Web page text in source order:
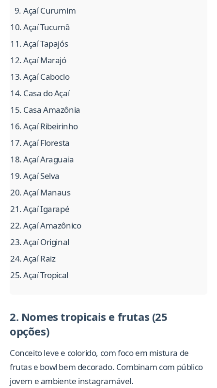
Açaí Curumim
Açaí Tucumã
Açaí Tapajós
Açaí Marajó
Açaí Caboclo
Casa do Açaí
Casa Amazônia
Açaí Ribeirinho
Açaí Floresta
Açaí Araguaia
Açaí Selva
Açaí Manaus
Açaí Igarapé
Açaí Amazônico
Açaí Original
Açaí Raiz
Açaí Tropical
2. Nomes tropicais e frutas (25
opções)
Conceito leve e colorido, com foco em mistura de
frutas e bowl bem decorado. Combinam com público
jovem e ambiente instagramável.